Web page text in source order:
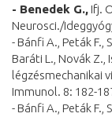
- Benedek G., Ifj.
Neurosci./
- Bánfi A., Peták F.,
Baráti L., Novák
légzésmechanikai
Immunol. 8: 182-
- Bánfi A., Peták F.,